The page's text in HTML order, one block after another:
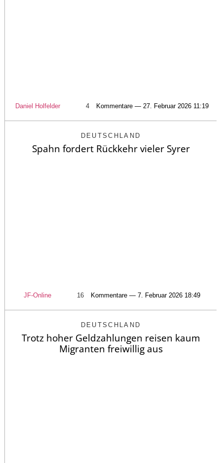
Daniel Holfelder 4 Kommentare — 27. Februar 2026 11:19
DEUTSCHLAND
Spahn fordert Rückkehr vieler Syrer
JF-Online 16 Kommentare — 7. Februar 2026 18:49
DEUTSCHLAND
Trotz hoher Geldzahlungen reisen kaum
Migranten freiwillig aus